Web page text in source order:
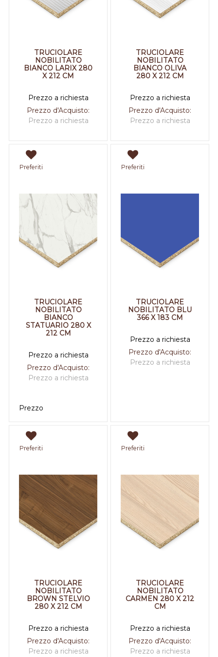
TRUCIOLARE
NOBILITATO
BIANCO LARIX 280
X 212 CM
Prezzo a richiesta
Prezzo d'Acquisto:
Prezzo a richiesta
TRUCIOLARE
NOBILITATO
BIANCO OLIVA
280 X 212 CM
Prezzo a richiesta
Prezzo d'Acquisto:
Prezzo a richiesta
Preferiti
TRUCIOLARE
NOBILITATO
BIANCO
STATUARIO 280 X
212 CM
Prezzo a richiesta
Prezzo d'Acquisto:
Prezzo a richiesta
Prezzo
Preferiti
TRUCIOLARE
NOBILITATO BLU
366 X 183 CM
Prezzo a richiesta
Prezzo d'Acquisto:
Prezzo a richiesta
Preferiti
TRUCIOLARE
NOBILITATO
BROWN STELVIO
280 X 212 CM
Prezzo a richiesta
Prezzo d'Acquisto:
Prezzo a richiesta
Preferiti
TRUCIOLARE
NOBILITATO
CARMEN 280 X 212
CM
Prezzo a richiesta
Prezzo d'Acquisto:
Prezzo a richiesta